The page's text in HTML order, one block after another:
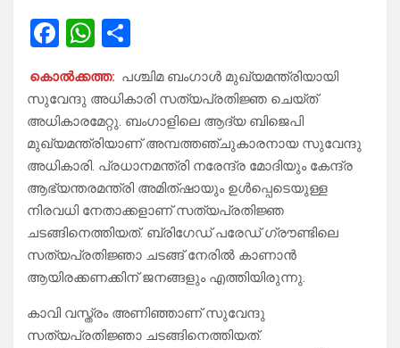
F
a
ce
b
o
o
k
W
at
s
A
p
p
ar
e
കൊൽക്കത്ത: പശ്ചിമ ബം​ഗാൾ മുഖ്യമന്ത്രിയായി
സുവേന്ദു അധികാരി സത്യപ്രതിജ്ഞ ചെയ്ത്
അധികാരമേറ്റു. ബം​ഗാളിലെ ആദ്യ ബിജെപി
മുഖ്യമന്ത്രിയാണ് അമ്പത്തഞ്ചുകാരനായ സുവേന്ദു
അധികാരി. പ്രധാനമന്ത്രി നരേന്ദ്ര മോദിയും കേന്ദ്ര
ആഭ്യന്തരമന്ത്രി അമിത്ഷായും ഉൾപ്പെടെയുള്ള
നിരവധി നേതാക്കളാണ് സത്യപ്രതിജ്ഞ
ചടങ്ങിനെത്തിയത്. ബ്രിഗേഡ് പരേഡ് ഗ്രൗണ്ടിലെ
സത്യപ്രതിജ്ഞാ ചടങ്ങ് നേരിൽ കാണാൻ
ആയിരക്കണക്കിന് ജനങ്ങളും എത്തിയിരുന്നു.
കാവി വസ്ത്രം അണിഞ്ഞാണ് സുവേന്ദു
സത്യപ്രതിജ്ഞാ ചടങ്ങിനെത്തിയത്.